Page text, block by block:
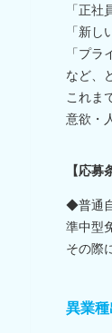
「正社
「新し
「プラ
など、
これま
意欲・
【応募
◆普通
準中型
その際
異業